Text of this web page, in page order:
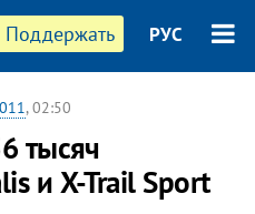
Поддержать РУС
, 02:50
тысяч
и X-Trail Sport